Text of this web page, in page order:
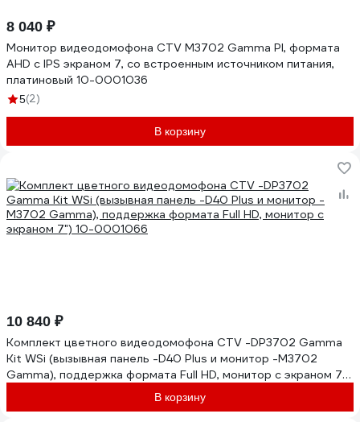
8 040 ₽
Монитор видеодомофона CTV M3702 Gamma PI, формата
AHD с IPS экраном 7, со встроенным источником питания,
платиновый 10-0001036
5(2)
В корзину
10 840 ₽
Комплект цветного видеодомофона CTV -DP3702 Gamma
Kit WSi (вызывная панель -D40 Plus и монитор -M3702
Gamma), поддержка формата Full HD, монитор с экраном 7")
В корзину